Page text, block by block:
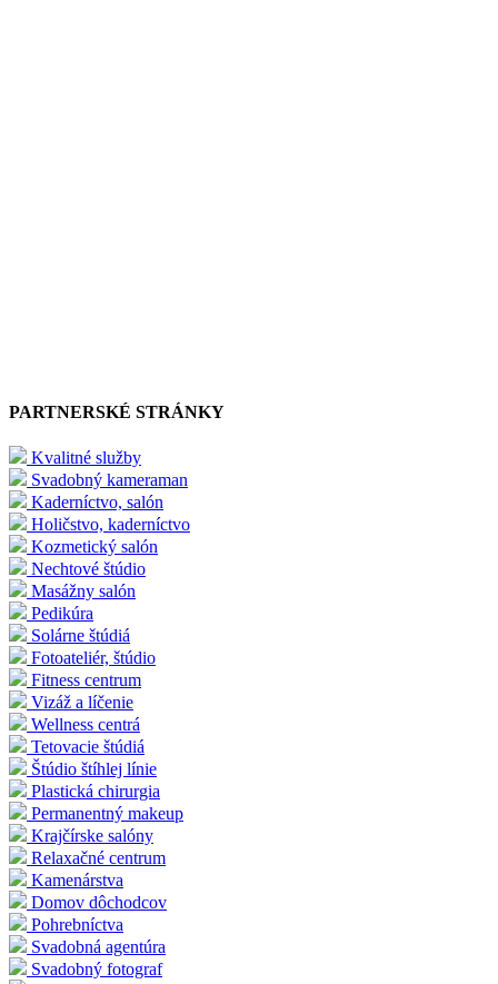
PARTNERSKÉ STRÁNKY
Kvalitné služby
Svadobný kameraman
Kaderníctvo, salón
Holičstvo, kaderníctvo
Kozmetický salón
Nechtové štúdio
Masážny salón
Pedikúra
Solárne štúdiá
Fotoateliér, štúdio
Fitness centrum
Vizáž a líčenie
Wellness centrá
Tetovacie štúdiá
Štúdio štíhlej línie
Plastická chirurgia
Permanentný makeup
Krajčírske salóny
Relaxačné centrum
Kamenárstva
Domov dôchodcov
Pohrebníctva
Svadobná agentúra
Svadobný fotograf